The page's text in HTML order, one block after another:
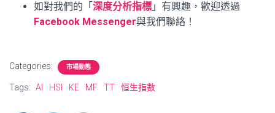
如對我們的「 深度分析指標 」有興趣，歡迎透過
Facebook Messenger與我們聯絡！
Categories: 市場動態
Tags: AI HSI KE MF TT 恒生指數